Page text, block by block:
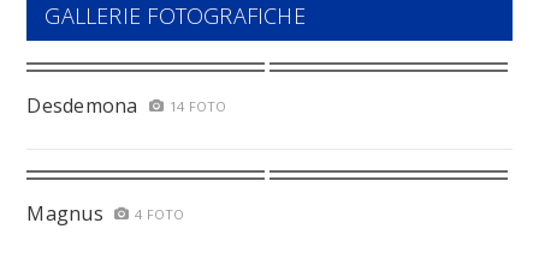
GALLERIE FOTOGRAFICHE
Desdemona 14 FOTO
Magnus 4 FOTO